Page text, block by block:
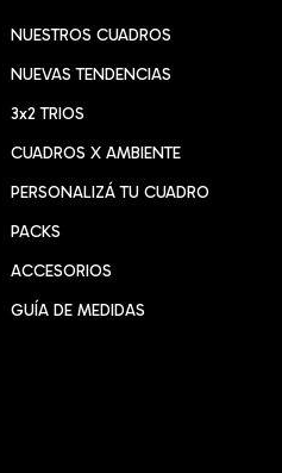
NUESTROS CUADROS
NUEVAS TENDENCIAS
3x2 TRIOS
CUADROS X AMBIENTE
PERSONALIZÁ TU CUADRO
PACKS
ACCESORIOS
GUÍA DE MEDIDAS